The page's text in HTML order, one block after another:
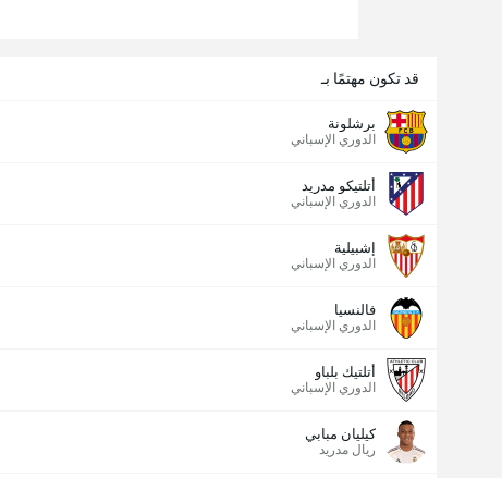
قد تكون مهتمًا بـ
برشلونة
الدوري الإسباني
أتلتيكو مدريد
الدوري الإسباني
إشبيلية
الدوري الإسباني
فالنسيا
الدوري الإسباني
أتلتيك بلباو
الدوري الإسباني
كيليان مبابي
ريال مدريد